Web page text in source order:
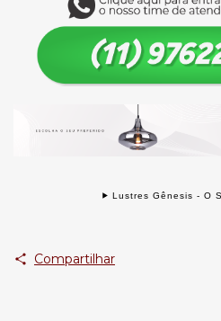
Lustres Gênesis - O
Compartilhar